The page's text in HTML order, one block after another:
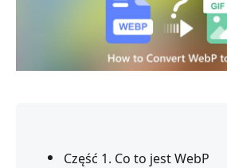
Część 1. Co to jest WebP